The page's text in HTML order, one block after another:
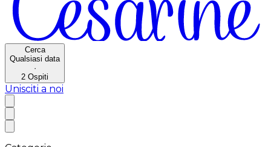
Cerca
Qualsiasi data
·
2 Ospiti
Unisciti a noi